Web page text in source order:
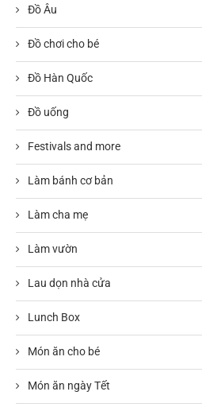
Đồ Âu
Đồ chơi cho bé
Đồ Hàn Quốc
Đồ uống
Festivals and more
Làm bánh cơ bản
Làm cha mẹ
Làm vườn
Lau dọn nhà cửa
Lunch Box
Món ăn cho bé
Món ăn ngày Tết